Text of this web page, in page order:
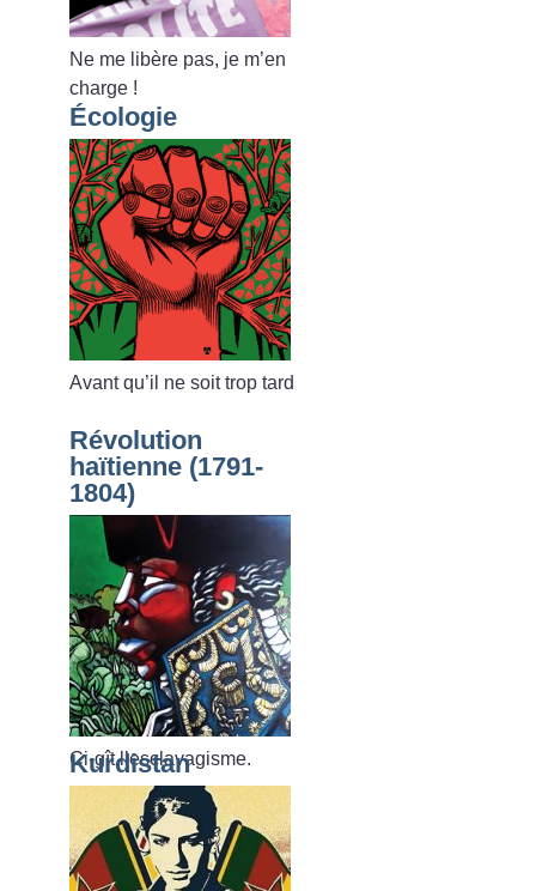
Ne me libère pas, je m’en
charge !
Écologie
Avant qu’il ne soit trop tard
Révolution
haïtienne (1791-
1804)
Ci-gît l’esclavagisme.
Kurdistan